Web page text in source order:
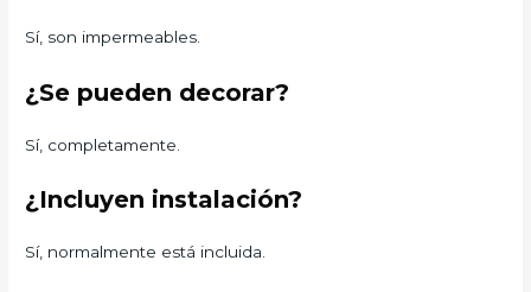
Sí, son impermeables.
¿Se pueden decorar?
Sí, completamente.
¿Incluyen instalación?
Sí, normalmente está incluida.